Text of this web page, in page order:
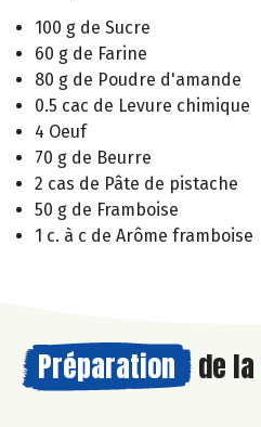
100 g de Sucre
60 g de Farine
80 g de Poudre d'amande
0.5 cac de Levure chimique
4 Oeuf
70 g de Beurre
2 cas de Pâte de pistache
50 g de Framboise
1 c. à c de Arôme framboise
Préparation de la